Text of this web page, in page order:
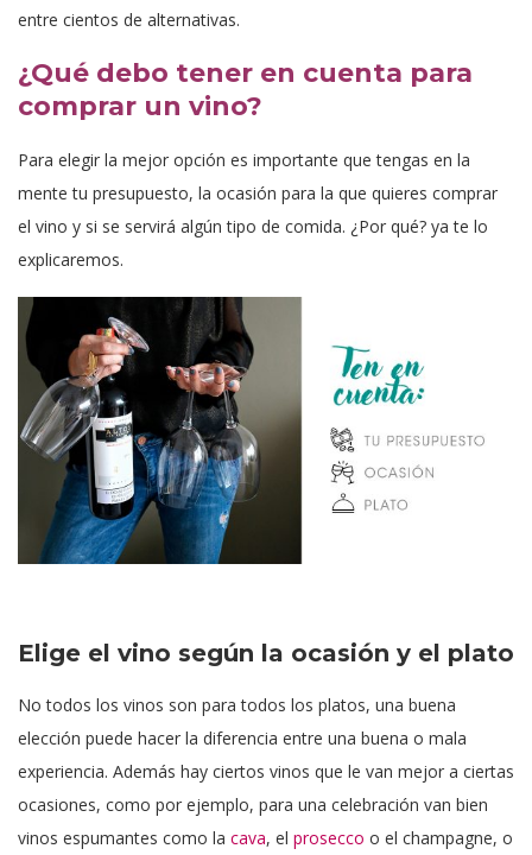
entre cientos de alternativas.
¿Qué debo tener en cuenta para
comprar un vino?
Para elegir la mejor opción es importante que tengas en la
mente tu presupuesto, la ocasión para la que quieres comprar
el vino y si se servirá algún tipo de comida. ¿Por qué? ya te lo
explicaremos.
Elige el vino según la ocasión y el plato
No todos los vinos son para todos los platos, una buena
elección puede hacer la diferencia entre una buena o mala
experiencia. Además hay ciertos vinos que le van mejor a ciertas
ocasiones, como por ejemplo, para una celebración van bien
vinos espumantes como la cava, el prosecco o el champagne, o